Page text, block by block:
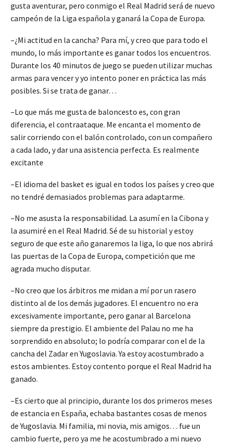
gusta aventurar, pero conmigo el Real Madrid será de nuevo
campeón de la Liga española y ganará la Copa de Europa.
–¿Mi actitud en la cancha? Para mí, y creo que para todo el
mundo, lo más importante es ganar todos los encuentros.
Durante los 40 minutos de juego se pueden utilizar muchas
armas para vencer y yo intento poner en práctica las más
posibles. Si se trata de ganar…
–Lo que más me gusta de baloncesto es, con gran
diferencia, el contraataque. Me encanta el momento de
salir corriendo con el balón controlado, con un compañero
a cada lado, y dar una asistencia perfecta. Es realmente
excitante
–El idioma del basket es igual en todos los países y creo que
no tendré demasiados problemas para adaptarme.
–No me asusta la responsabilidad. La asumí en la Cibona y
la asumiré en el Real Madrid. Sé de su historial y estoy
seguro de que este año ganaremos la liga, lo que nos abrirá
las puertas de la Copa de Europa, competición que me
agrada mucho disputar.
–No creo que los árbitros me midan a mí por un rasero
distinto al de los demás jugadores. El encuentro no era
excesivamente importante, pero ganar al Barcelona
siempre da prestigio. El ambiente del Palau no me ha
sorprendido en absoluto; lo podría comparar con el de la
cancha del Zadar en Yugoslavia. Ya estoy acostumbrado a
estos ambientes. Estoy contento porque el Real Madrid ha
ganado.
–Es cierto que al principio, durante los dos primeros meses
de estancia en España, echaba bastantes cosas de menos
de Yugoslavia. Mi familia, mi novia, mis amigos… fue un
cambio fuerte, pero ya me he acostumbrado a mi nuevo